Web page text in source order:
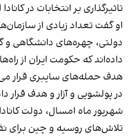
تاثیرگذاری بر انتخابات در
او گفت تعداد زیادی از
دولتی، چهره‌های دانشگاهی و
داده‌اند که حکومت ایران از
هدف حمله‌های سایبری قرار
در پولشویی و آزار و هدف
شهریور ماه امسال، دولت
تلاش‌های روسیه و چین برای